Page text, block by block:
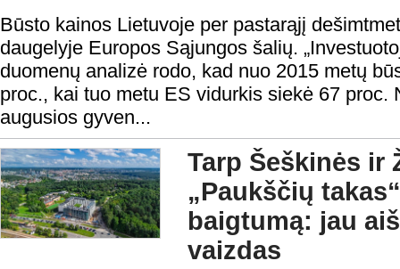
Būsto kainos Lietuvoje per pastarąjį
daugelyje Europos Sąjungos šalių.
duomenų analizė rodo, kad nuo 2015 metų
proc., kai tuo metu ES vidurkis siekė 67 proc.
augusios gyven...
Tarp Šeškinės ir
„Paukščių
baigtumą: jau
vaizdas